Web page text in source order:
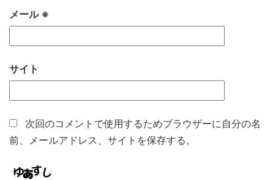
メール ※
サイト
次回のコメントで使用するためブラウザーに自分の名
前、メールアドレス、サイトを保存する。